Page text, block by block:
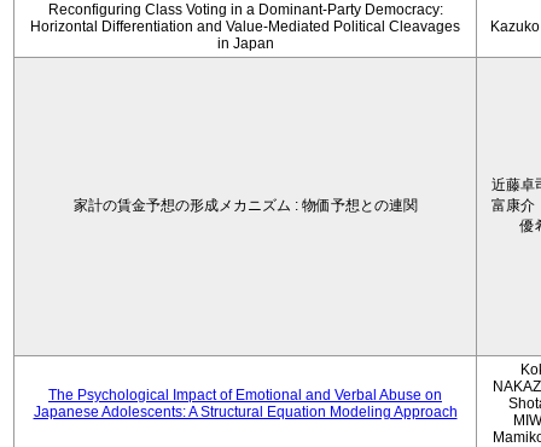
Reconfiguring Class Voting in a Dominant-Party Democracy:
Horizontal Differentiation and Value-Mediated Political Cleavages
in Japan
家計の賃金予想の形成メカニズム : 物価予想との連関
近藤卓
富康介
優
The Psychological Impact of Emotional and Verbal Abuse on
Japanese Adolescents: A Structural Equation Modeling Approach